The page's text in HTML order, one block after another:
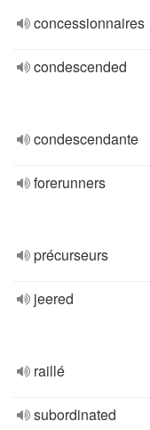
concessionnaires
condescended
condescendante
forerunners
précurseurs
jeered
raillé
subordinated